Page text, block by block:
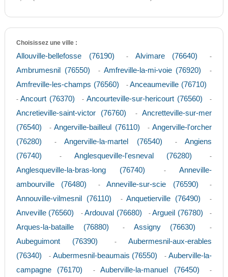
Choisissez une ville :
Allouville-bellefosse (76190) - Alvimare (76640) -
Ambrumesnil (76550) - Amfreville-la-mi-voie (76920) -
Amfreville-les-champs (76560) -Anceaumeville (76710)
-Ancourt (76370) -Ancourteville-sur-hericourt (76560) -
Ancretieville-saint-victor (76760) -Ancretteville-sur-mer
(76540)
-Angerville-bailleul (76110) -Angerville-l'orcher
(76280)
-Angerville-la-martel (76540) -Angiens
(76740)
- Anglesqueville-l'esneval (76280) -
Anglesqueville-la-bras-long (76740) -Anneville-
ambourville (76480)
-Anneville-sur-scie (76590) -
Annouville-vilmesnil (76110) -Anquetierville (76490) -
Anveville (76560) -Ardouval (76680) -Argueil (76780) -
Arques-la-bataille (76880) - Assigny (76630) -
Aubeguimont (76390) -Aubermesnil-aux-erables
(76340)
- Aubermesnil-beaumais (76550) -Auberville-la-
campagne (76170)
-Auberville-la-manuel (76450) -